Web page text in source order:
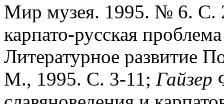
Мир музея. 1995. № 6. С.
карпато-русская
Литературное развитие
М., 1995. С. 3-11;